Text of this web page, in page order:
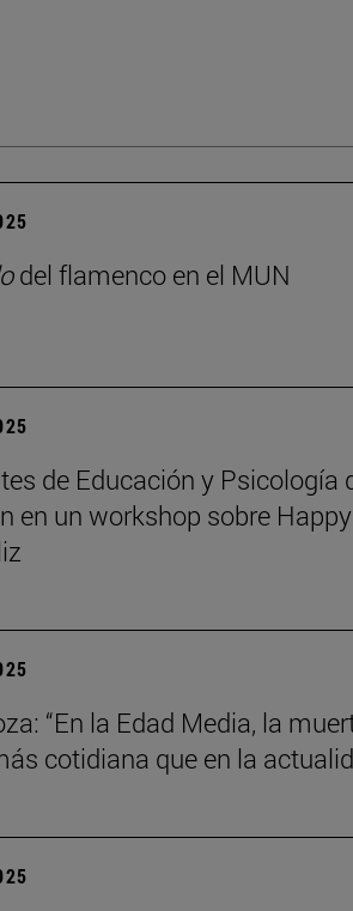
del flamenco en el MUN
de Educación y Psicología
en un workshop sobre
“En la Edad Media, la
cotidiana que en la